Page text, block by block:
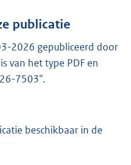
n
s
r
o
e
publicatie
2026 gepubliceerd door
van het type PDF en
7503".
beschikbaar in de